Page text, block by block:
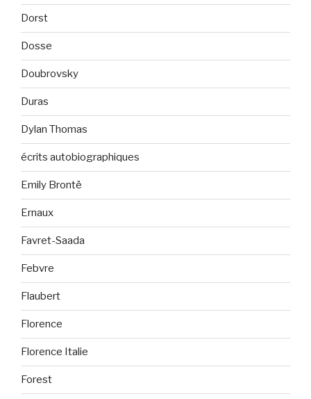
Dorst
Dosse
Doubrovsky
Duras
Dylan Thomas
écrits autobiographiques
Emily Brontë
Ernaux
Favret-Saada
Febvre
Flaubert
Florence
Florence Italie
Forest